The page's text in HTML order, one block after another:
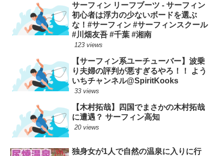
サーフィン リーフブーツ - サーフィン
初心者は浮力の少ないボードを選ぶ
な！#サーフィン #サーフィンスクール
#川畑友吾 #千葉 #湘南
123 views
【サーフィン系ユーチューバー】波乗
り夫婦の評判が悪すぎるやろ！！ よう
いちチャンネル@SpiritKooks
33 views
【木村拓哉】四国でまさかの木村拓哉
に遭遇？ サーフィン高知
20 views
独身女が1人で自然の温泉に入りに行